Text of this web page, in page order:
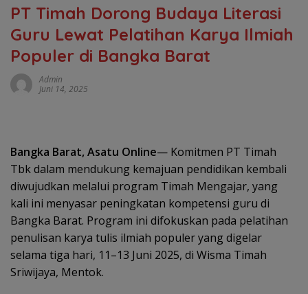
PT Timah Dorong Budaya Literasi
Guru Lewat Pelatihan Karya Ilmiah
Populer di Bangka Barat
Admin
Juni 14, 2025
Bangka Barat, Asatu Online— Komitmen PT Timah
Tbk dalam mendukung kemajuan pendidikan kembali
diwujudkan melalui program Timah Mengajar, yang
kali ini menyasar peningkatan kompetensi guru di
Bangka Barat. Program ini difokuskan pada pelatihan
penulisan karya tulis ilmiah populer yang digelar
selama tiga hari, 11–13 Juni 2025, di Wisma Timah
Sriwijaya, Mentok.